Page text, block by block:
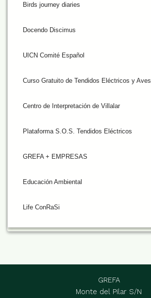
Birds journey diaries
Docendo Discimus
UICN Comité Español
Curso Gratuito de Tendidos Eléctricos y Aves
Centro de Interpretación de Villalar
Plataforma S.O.S. Tendidos Eléctricos
GREFA + EMPRESAS
Educación Ambiental
Life ConRaSi
GREFA
Monte del Pilar S/N